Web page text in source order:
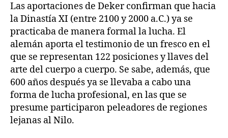
Las aportaciones de Deker confirman que hacia
la Dinastía XI (entre 2100 y 2000 a.C.) ya se
practicaba de manera formal la lucha. El
alemán aporta el testimonio de un fresco en el
que se representan 122 posiciones y llaves del
arte del cuerpo a cuerpo. Se sabe, además, que
600 años después ya se llevaba a cabo una
forma de lucha profesional, en las que se
presume participaron peleadores de regiones
lejanas al Nilo.